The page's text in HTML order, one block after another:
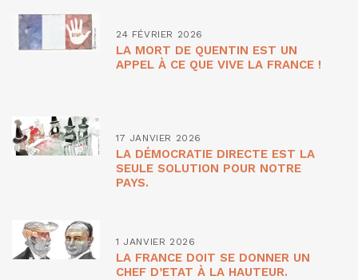
24 FÉVRIER 2026
LA MORT DE QUENTIN EST UN
APPEL À CE QUE VIVE LA FRANCE !
17 JANVIER 2026
LA DÉMOCRATIE DIRECTE EST LA
SEULE SOLUTION POUR NOTRE
PAYS.
1 JANVIER 2026
LA FRANCE DOIT SE DONNER UN
CHEF D’ETAT À LA HAUTEUR.